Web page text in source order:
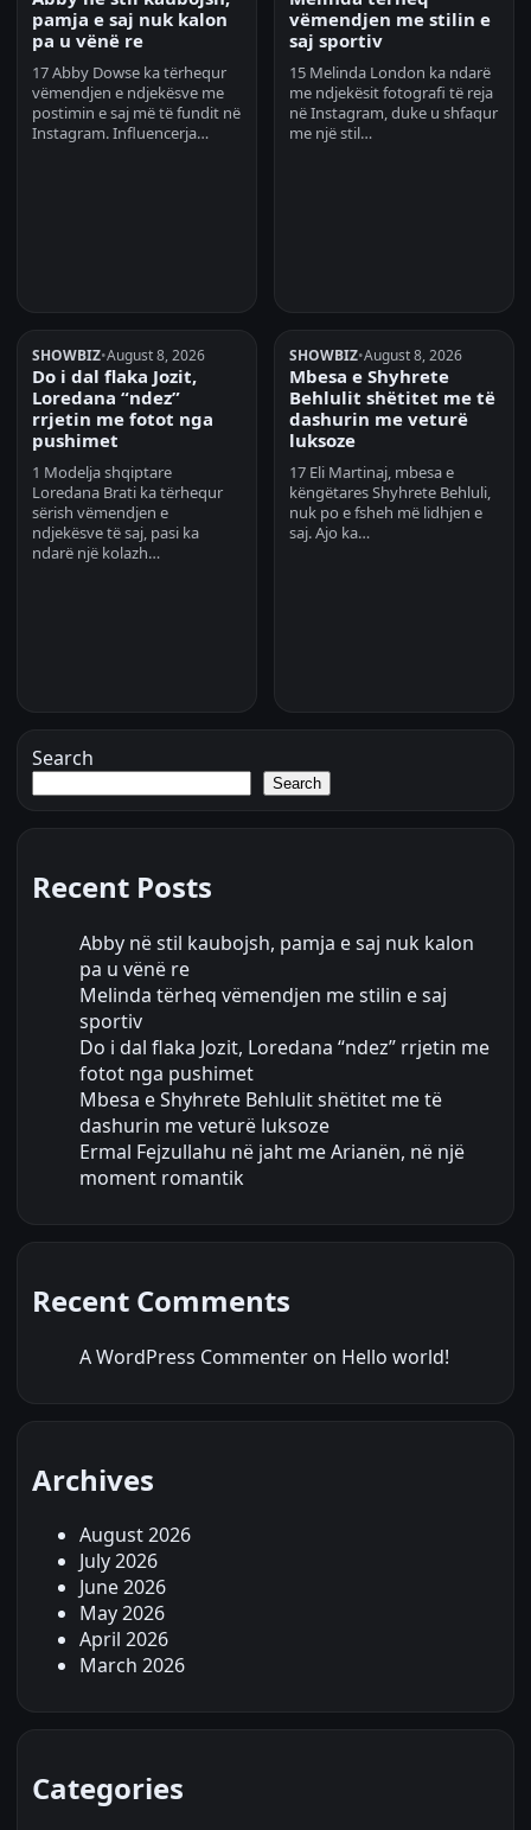
pamja e saj nuk kalon
pa u vënë re
17 Abby Dowse ka tërhequr
vëmendjen e ndjekësve me
postimin e saj më të fundit në
Instagram. Influencerja…
vëmendjen me stilin e
saj sportiv
15 Melinda London ka ndarë
me ndjekësit fotografi të reja
në Instagram, duke u shfaqur
me një stil…
SHOWBIZ•August 8, 2026
Do i dal flaka Jozit,
Loredana “ndez”
rrjetin me fotot nga
pushimet
1 Modelja shqiptare
Loredana Brati ka tërhequr
sërish vëmendjen e
ndjekësve të saj, pasi ka
ndarë një kolazh…
SHOWBIZ•August 8, 2026
Mbesa e Shyhrete
Behlulit shëtitet me të
dashurin me veturë
luksoze
17 Eli Martinaj, mbesa e
këngëtares Shyhrete Behluli,
nuk po e fsheh më lidhjen e
saj. Ajo ka…
Search
Search
Recent Posts
Abby në stil kaubojsh, pamja e saj nuk kalon
pa u vënë re
Melinda tërheq vëmendjen me stilin e saj
sportiv
Do i dal flaka Jozit, Loredana “ndez” rrjetin me
fotot nga pushimet
Mbesa e Shyhrete Behlulit shëtitet me të
dashurin me veturë luksoze
Ermal Fejzullahu në jaht me Arianën, në një
moment romantik
Recent Comments
A WordPress Commenter on Hello world!
Archives
August 2026
July 2026
June 2026
May 2026
April 2026
March 2026
Categories